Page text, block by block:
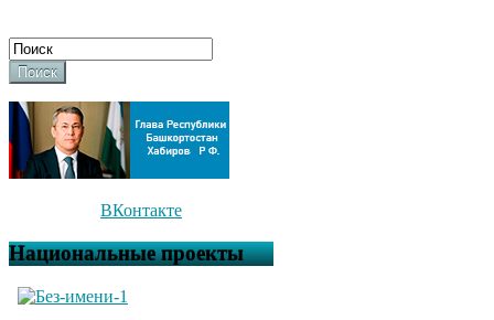
Поиск
ВКонтакте
Национальные проекты